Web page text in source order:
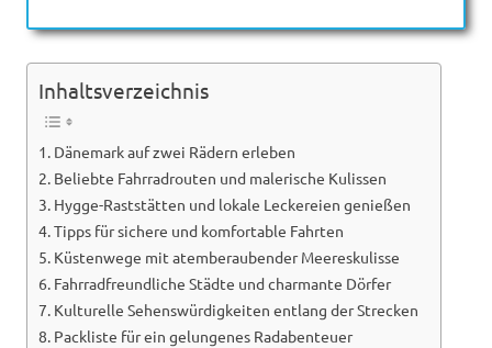
Inhaltsverzeichnis
Dänemark auf zwei Rädern erleben
Beliebte Fahrradrouten und malerische Kulissen
Hygge-Raststätten und lokale Leckereien genießen
Tipps für sichere und komfortable Fahrten
Küstenwege mit atemberaubender Meereskulisse
Fahrradfreundliche Städte und charmante Dörfer
Kulturelle Sehenswürdigkeiten entlang der Strecken
Packliste für ein gelungenes Radabenteuer